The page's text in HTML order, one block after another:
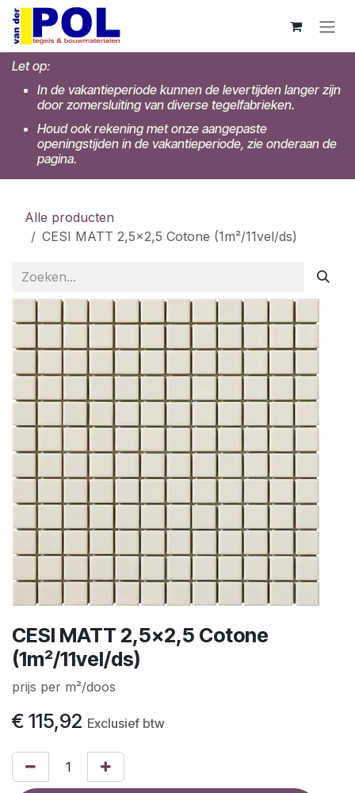
Overslaan naar inhoud
Let op:
In de vakantieperiode kunnen de levertijden langer zijn
door zomersluiting van diverse tegelfabrieken.
Houd ook rekening met onze aangepaste
openingstijden in de vakantieperiode, zie onderaan de
pagina.
Alle producten
CESI MATT 2,5x2,5 Cotone (1m²/11vel/ds)
CESI MATT 2,5x2,5 Cotone
(1m²/11vel/ds)
prijs per m²/doos
€ 115,92 Exclusief btw